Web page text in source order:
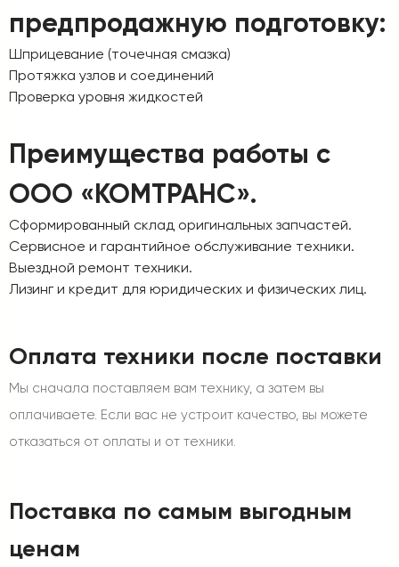
предпродажную подготовку:
Шприцевание (точечная смазка)
Протяжка узлов и соединений
Проверка уровня жидкостей
Преимущества работы с
ООО «КОМТРАНС».
Сформированный склад оригинальных запчастей.
Сервисное и гарантийное обслуживание техники.
Выездной ремонт техники.
Лизинг и кредит для юридических и физических лиц.
Оплата техники после поставки
Мы сначала поставляем вам технику, а затем вы
оплачиваете. Если вас не устроит качество, вы можете
отказаться от оплаты и от техники.
Поставка по самым выгодным
ценам